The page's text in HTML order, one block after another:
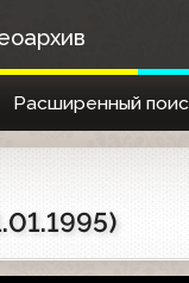
Расширенный